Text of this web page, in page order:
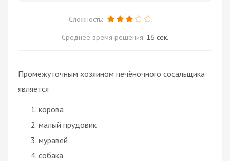
Сложность:
Среднее время решения: 16 сек.
Промежуточным хозяином печёночного сосальщика
является
корова
малый прудовик
муравей
собака